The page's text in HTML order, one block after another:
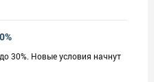
30%. Новые условия начнут